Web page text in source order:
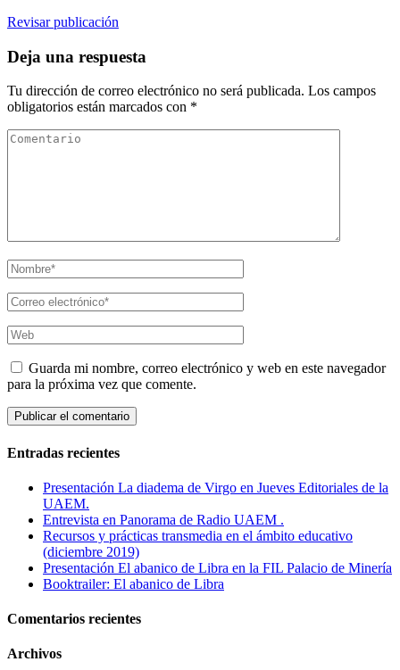
Revisar publicación
Deja una respuesta
Tu dirección de correo electrónico no será publicada. Los campos
obligatorios están marcados con *
Guarda mi nombre, correo electrónico y web en este navegador
para la próxima vez que comente.
Entradas recientes
Presentación La diadema de Virgo en Jueves Editoriales de la
UAEM.
Entrevista en Panorama de Radio UAEM .
Recursos y prácticas transmedia en el ámbito educativo
(diciembre 2019)
Presentación El abanico de Libra en la FIL Palacio de Minería
Booktrailer: El abanico de Libra
Comentarios recientes
Archivos